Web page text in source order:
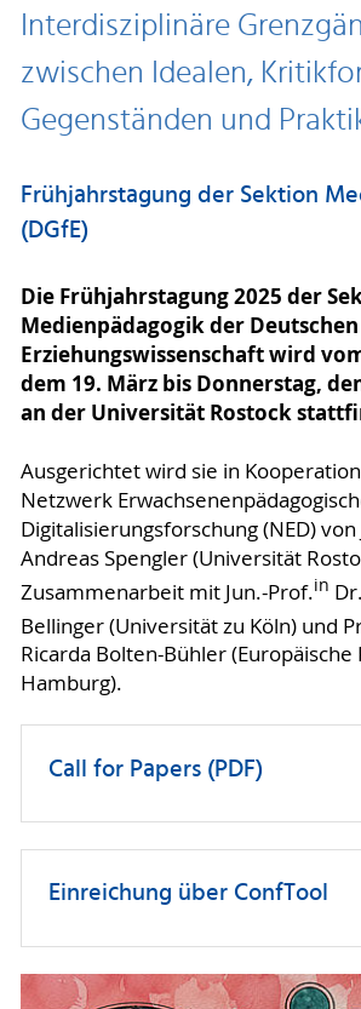
Interdisziplinäre
zwischen Idealen,
Gegenständen und
Frühjahrstagung der Sektion
(DGfE)
Die Frühjahrstagung 2025 der
Medienpädagogik der
Erziehungswissenschaft wird
dem 19. März bis Donnerstag,
an der Universität Rostock
Ausgerichtet wird sie in
Netzwerk
Digitalisierungsforschung (NED)
Andreas Spengler (Universität
Zusammenarbeit mit Jun.-Prof.in Dr.
Bellinger (Universität zu Köln) und
Ricarda Bolten-Bühler (Europäische
Hamburg).
Call for Papers (PDF)
Einreichung über ConfTool